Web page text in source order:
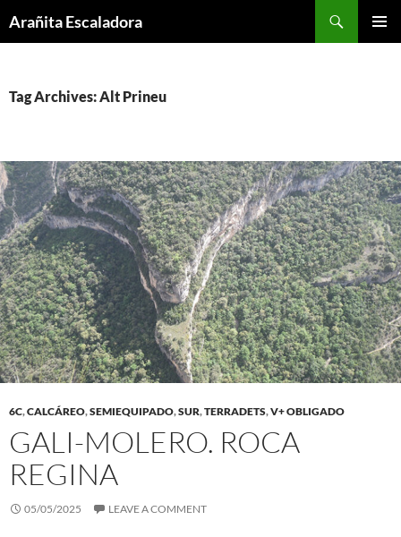
toArañita Escaladora
Tag Archives: Alt Prineu
6C,CALCÁREO,SEMIEQUIPADO,SUR,TERRADETS,V+ OBLIGADO
GALI-MOLERO. ROCA
REGINA
05/05/2025 LEAVE A COMMENT